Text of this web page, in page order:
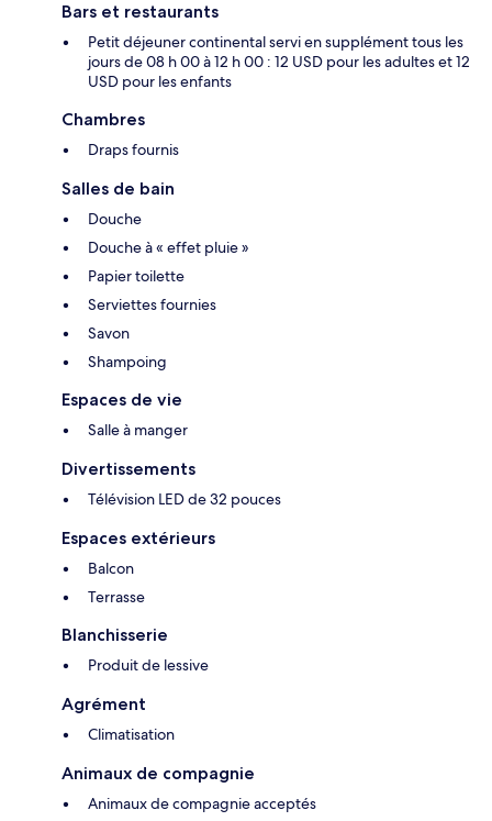
Bars et restaurants
Petit déjeuner continental servi en supplément tous les
jours de 08 h 00 à 12 h 00 : 12 USD pour les adultes et 12
USD pour les enfants
Chambres
Draps fournis
Salles de bain
Douche
Douche à « effet pluie »
Papier toilette
Serviettes fournies
Savon
Shampoing
Espaces de vie
Salle à manger
Divertissements
Télévision LED de 32 pouces
Espaces extérieurs
Balcon
Terrasse
Blanchisserie
Produit de lessive
Agrément
Climatisation
Animaux de compagnie
Animaux de compagnie acceptés